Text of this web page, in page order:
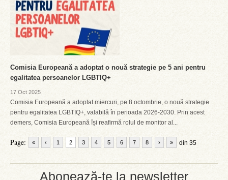
Abonează-te la newsletter
Comisia Europeană a adoptat o nouă strategie pe 5 ani pentru
egalitatea persoanelor LGBTIQ+
17 Oct 2025
Comisia Europeană a adoptat miercuri, pe 8 octombrie, o nouă strategie
pentru egalitatea LGBTIQ+, valabilă în perioada 2026-2030. Prin acest
demers, Comisia Europeană își reafirmă rolul de monitor al...
Page: « ‹ 1 2 3 4 5 6 7 8 din 35
› »